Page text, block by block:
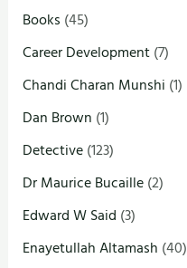
Books (45)
Career Development(7)
Chandi Charan Munshi (1)
Dan Brown (1)
Detective(123)
Dr Maurice Bucaille(2)
Edward W Said (3)
Enayetullah Altamash (40)